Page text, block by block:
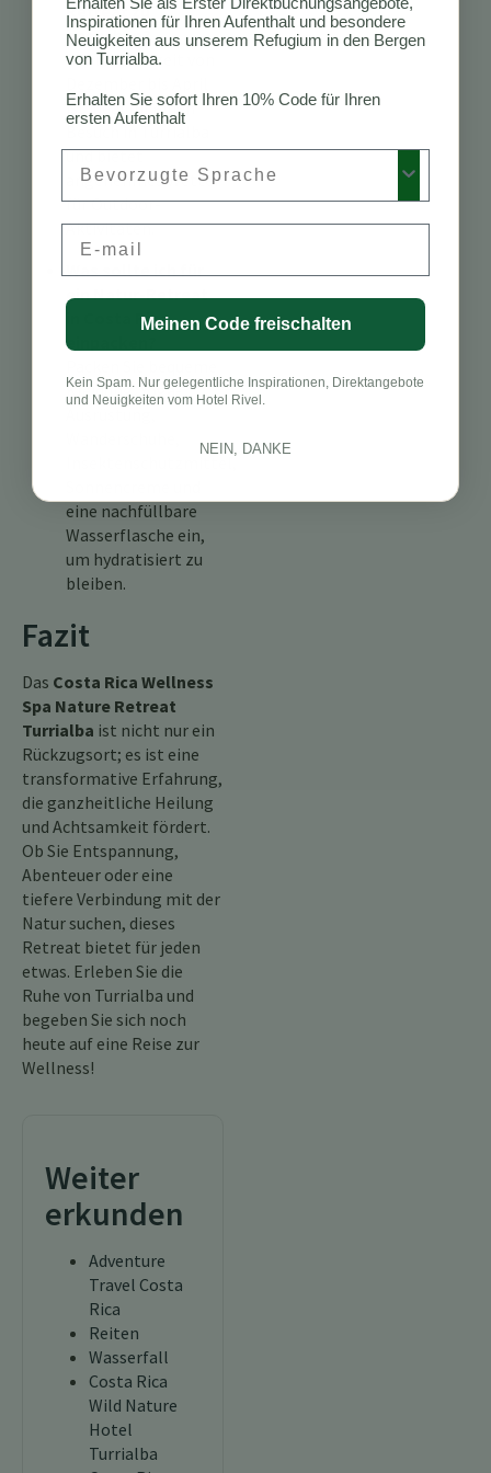
Retreat zu
besuchen?
Die Trockenzeit von
ist ideal für einen
und bietet
angenehmes Wetter
für Outdoor-
Aktivitäten.
Was sollte ich für
ein Natur-Retreat
in Costa Rica
einpacken?
Kleidung, Yoga-
Insektenschutzmittel,
eine nachfüllbare
Wasserflasche ein,
um hydratisiert zu
bleiben.
Fazit
Das Costa Rica Wellness
Spa Nature Retreat
Turrialba ist nicht nur ein
Rückzugsort; es ist eine
transformative Erfahrung,
die ganzheitliche Heilung
und Achtsamkeit fördert.
Ob Sie Entspannung,
Abenteuer oder eine
tiefere Verbindung mit der
Natur suchen, dieses
Retreat bietet für jeden
etwas. Erleben Sie die
Ruhe von Turrialba und
begeben Sie sich noch
heute auf eine Reise zur
Wellness!
Weiter
erkunden
Adventure
Travel Costa
Rica
Reiten
Wasserfall
Costa Rica
Wild Nature
Hotel
Turrialba
Inspirationen für Ihren Aufenthalt und besondere
Neuigkeiten aus unserem Refugium in den Bergen
von Turrialba.
Erhalten Sie sofort Ihren 10% Code für Ihren
ersten Aufenthalt
Meinen Code freischalten
Kein Spam. Nur gelegentliche Inspirationen, Direktangebote
und Neuigkeiten vom Hotel Rivel.
NEIN, DANKE